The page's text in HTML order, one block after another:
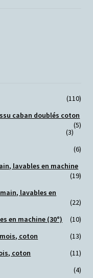
(110)
caban doublés coton
(5)
(3)
(6)
lavables en machine
(19)
lavables en
(22)
en machine (30°)
(10)
coton
(13)
coton
(11)
(4)